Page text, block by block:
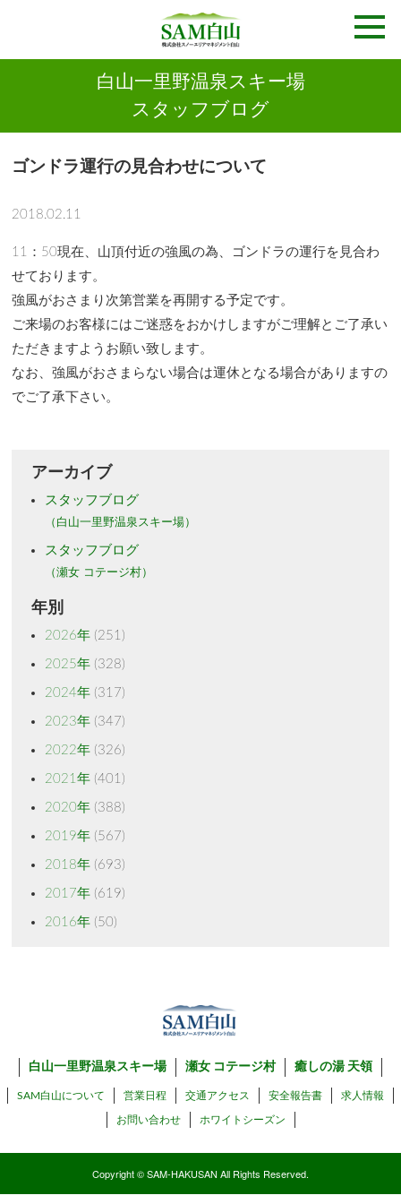
白山一里野温泉スキー場
スタッフブログ
ゴンドラ運行の見合わせについて
2018.02.11
11：50現在、山頂付近の強風の為、ゴンドラの運行を見合わ
せております。
強風がおさまり次第営業を再開する予定です。
ご来場のお客様にはご迷惑をおかけしますがご理解とご了承い
ただきますようお願い致します。
なお、強風がおさまらない場合は運休となる場合がありますの
でご了承下さい。
アーカイブ
スタッフブログ
（白山一里野温泉スキー場）
スタッフブログ
（瀬女 コテージ村）
年別
2026年(251)
2025年(328)
2024年(317)
2023年(347)
2022年(326)
2021年(401)
2020年(388)
2019年(567)
2018年(693)
2017年(619)
2016年(50)
白山一里野温泉スキー場 瀬女 コテージ村 癒しの湯 天領
SAM白山について 営業日程 交通アクセス 安全報告書 求人情報
お問い合わせ ホワイトシーズン
Copyright © SAM-HAKUSAN All Rights Reserved.